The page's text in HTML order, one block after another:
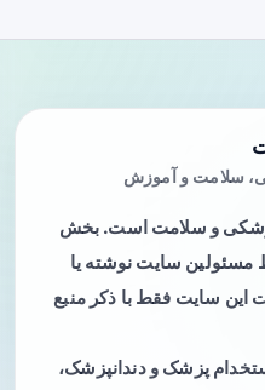
سلامت و آموزش
و سلامت است. بخش
مسئولین سایت نوشته یا
این سایت فقط با ذکر منبع
پزشک و دندانپزشک،